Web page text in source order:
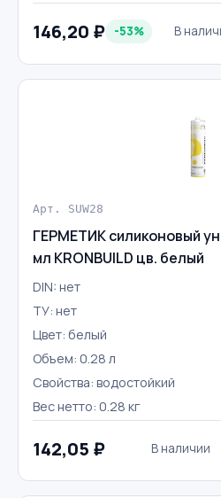
146,20 ₽ -53% В
Арт. SUW28
ГЕРМЕТИК силиконовый
мл KRONBUILD цв. белый
DIN: нет
ТУ: нет
Цвет: белый
Объем: 0.28 л
Свойства: водостойкий
Вес нетто: 0.28 кг
142,05 ₽ В наличии